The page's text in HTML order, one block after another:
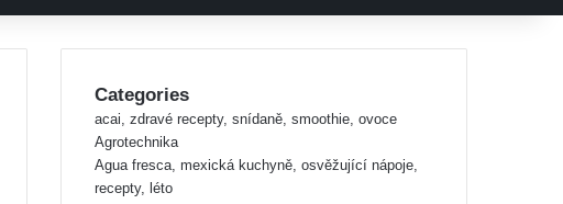
Categories
acai, zdravé recepty, snídaně, smoothie, ovoce
Agrotechnika
Agua fresca, mexická kuchyně, osvěžující nápoje,
recepty, léto